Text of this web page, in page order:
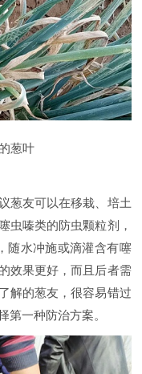
葱叶
葱友可以在移栽、培土
虫嗪类的防虫颗粒剂，
随水冲施或滴灌含有噻
效果更好，而且后者需
解的葱友，很容易错过
第一种防治方案。